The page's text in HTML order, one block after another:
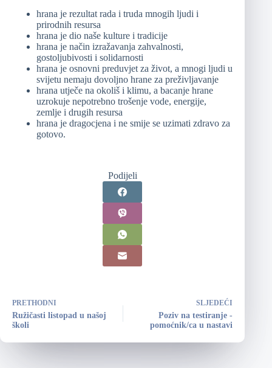
hrana je rezultat rada i truda mnogih ljudi i
prirodnih resursa
hrana je dio naše kulture i tradicije
hrana je način izražavanja zahvalnosti,
gostoljubivosti i solidarnosti
hrana je osnovni preduvjet za život, a mnogi ljudi u
svijetu nemaju dovoljno hrane za preživljavanje
hrana utječe na okoliš i klimu, a bacanje hrane
uzrokuje nepotrebno trošenje vode, energije,
zemlje i drugih resursa
hrana je dragocjena i ne smije se uzimati zdravo za
gotovo.
Podijeli
PRETHODNI
Ružičasti listopad u našoj
školi
SLJEDEĆI
Poziv na testiranje -
pomoćnik/ca u nastavi